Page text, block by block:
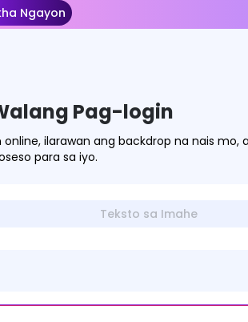
Ngayon
Pag-login
ilarawan ang backdrop na nais mo,
para sa iyo.
Teksto sa Imahe